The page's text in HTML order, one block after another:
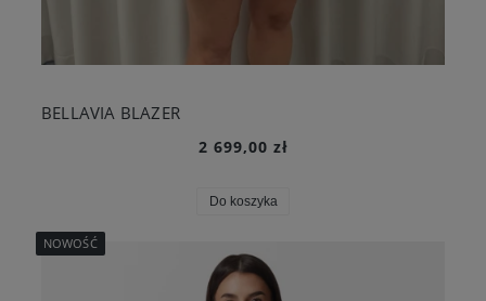
BELLAVIA BLAZER
2 699,00 zł
Do koszyka
NOWOŚĆ